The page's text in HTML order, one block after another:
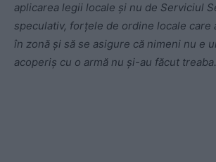
aplicarea legii locale și nu de Serviciul
speculativ, forțele de ordine locale care
în zonă și să se asigure că nimeni nu e
acoperiș cu o armă nu și-au făcut treaba.